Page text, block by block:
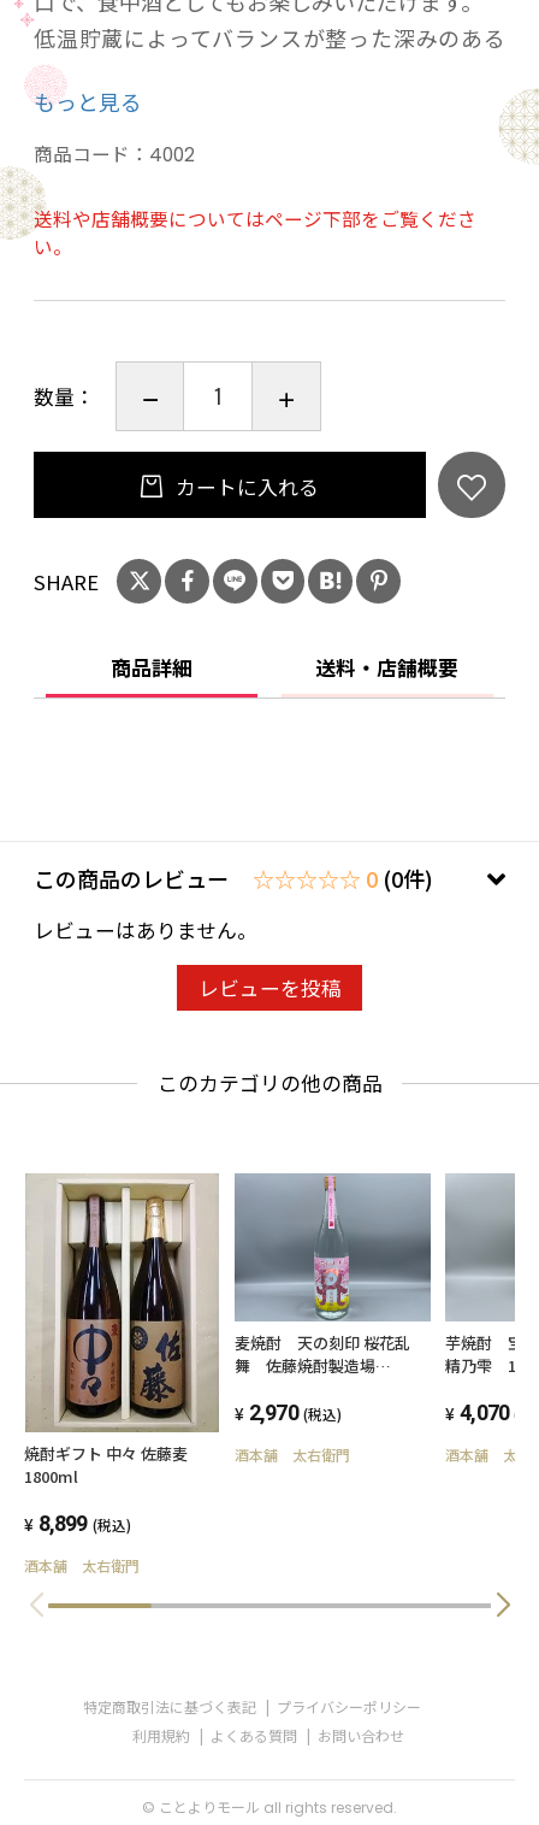
低温貯蔵によってバランスが整った深みのある
純米大吟醸ですので、食前や前菜と一緒に楽し
んで頂けます。
20歳未満の飲酒は法律で禁止されています。当
店は20歳未満の方への酒類の販売はいたしてお
りません。
ことよりモール会員で生年月日登録済みの方
は、お問い合わせ欄への入力は不要です。
もっと見る
商品コード： 4002
送料や店舗概要についてはページ下部をご覧くださ
い。
数量：
カートに入れる
SHARE
商品詳細 送料・店舗概要
この商品のレビュー ☆☆☆☆☆ 0 (0件)
レビューはありません。
レビューを投稿
このカテゴリの他の商品
焼酎ギフト 中々 佐藤麦
1800ml
8,899 (税込)
酒本舗 太右衛門
麦焼酎 天の刻印 桜花乱
舞 佐藤焼酎製造場
2,970 (税込)
酒本舗 太右衛門
芋焼酎 宝
精乃雫
4,070 (税
酒本舗 太右
特定商取引法に基づく表記
プライバシーポリシー
利用規約
よくある質問 お問い合わせ
© ことよりモール all rights reserved.